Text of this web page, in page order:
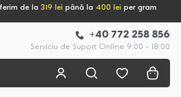
de la 319 lei până la 400 lei per gram
+40 772 258 856
Serviciu de Suport Online 9:00 - 18:00